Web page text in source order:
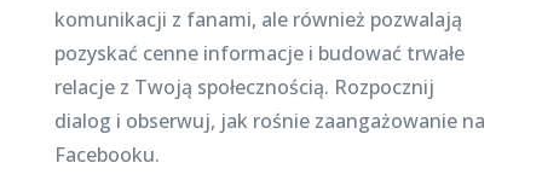
komunikacji z fanami, ale również pozwalają
pozyskać cenne informacje i budować trwałe
relacje z Twoją społecznością. Rozpocznij
dialog i obserwuj, jak rośnie zaangażowanie na
Facebooku.